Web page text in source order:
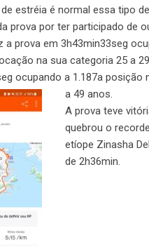
estréia é normal essa tipo
prova por ter participado de
a prova em 3h43min33seg
na sua categoria 25 a
ocupando a 1.187a
a 49 anos.
A prova teve
quebrou o
etíope Zinasha
de 2h36min.